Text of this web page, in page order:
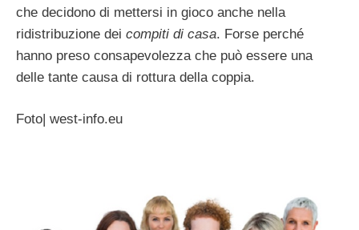
che decidono di mettersi in gioco anche nella
ridistribuzione dei compiti di casa. Forse perché
hanno preso consapevolezza che può essere una
delle tante causa di rottura della coppia.
Foto| west-info.eu